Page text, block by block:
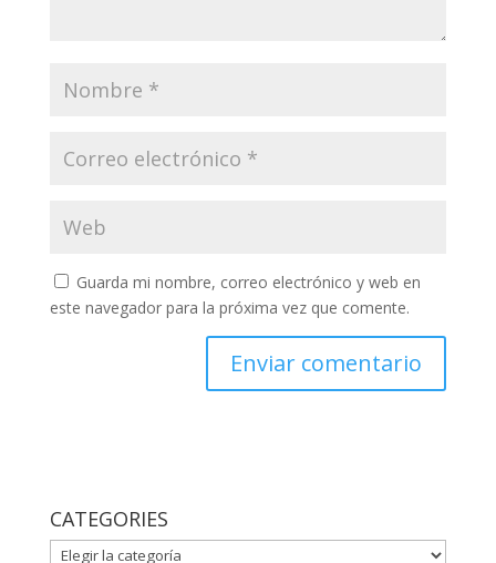
Guarda mi nombre, correo electrónico y web en
este navegador para la próxima vez que comente.
CATEGORIES
CATEGORIES